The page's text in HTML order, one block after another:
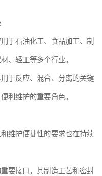
于石油化工、食品加工、制
、轻工等多个行业。
于反应、混合、分离的关键
利维护的重要角色。
维护便捷性的要求也在持续
要接口，其制造工艺和密封